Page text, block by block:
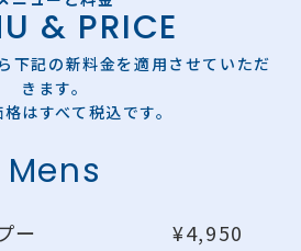
& PRICE
記の新料金を適用させていただ
きます。
はすべて税込です。
Mens
ー ¥4,950